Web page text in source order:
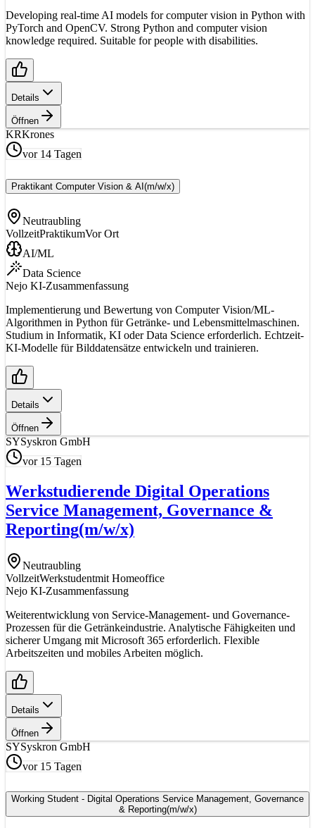
Developing real-time AI models for computer vision in Python with
PyTorch and OpenCV. Strong Python and computer vision
knowledge required. Suitable for people with disabilities.
Details
Öffnen
KRKrones
vor 14 Tagen
Praktikant Computer Vision & AI(m/w/x)
Neutraubling
VollzeitPraktikumVor Ort
AI/ML
Data Science
Nejo KI-Zusammenfassung
Implementierung und Bewertung von Computer Vision/ML-
Algorithmen in Python für Getränke- und Lebensmittelmaschinen.
Studium in Informatik, KI oder Data Science erforderlich. Echtzeit-
KI-Modelle für Bilddatensätze entwickeln und trainieren.
Details
Öffnen
SYSyskron GmbH
vor 15 Tagen
Werkstudierende Digital Operations
Service Management, Governance &
Reporting(m/w/x)
Neutraubling
VollzeitWerkstudentmit Homeoffice
Nejo KI-Zusammenfassung
Weiterentwicklung von Service-Management- und Governance-
Prozessen für die Getränkeindustrie. Analytische Fähigkeiten und
sicherer Umgang mit Microsoft 365 erforderlich. Flexible
Arbeitszeiten und mobiles Arbeiten möglich.
Details
Öffnen
SYSyskron GmbH
vor 15 Tagen
Working Student - Digital Operations Service Management, Governance
& Reporting(m/w/x)